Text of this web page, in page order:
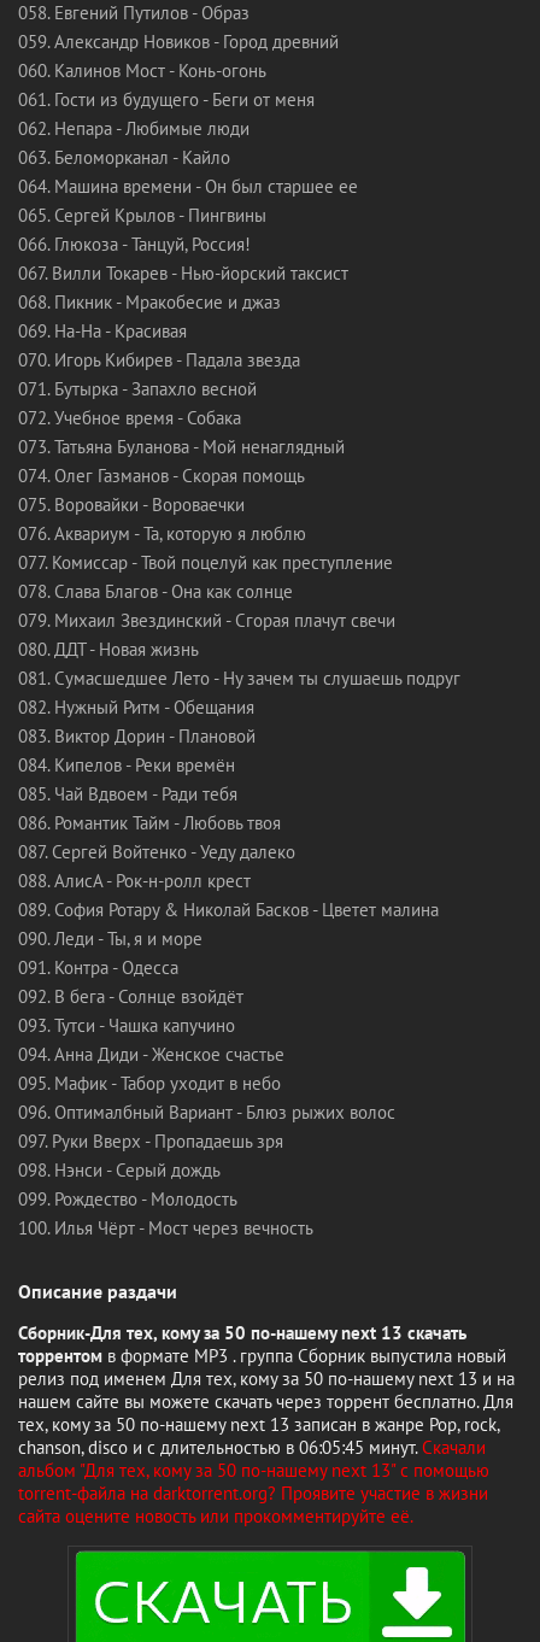
058. Евгений Путилов - Образ
059. Александр Новиков - Город древний
060. Калинов Мост - Конь-огонь
061. Гости из будущего - Беги от меня
062. Непара - Любимые люди
063. Беломорканал - Кайло
064. Машина времени - Он был старшее ее
065. Сергей Крылов - Пингвины
066. Глюкоза - Танцуй, Россия!
067. Вилли Токарев - Нью-йорский таксист
068. Пикник - Мракобесие и джаз
069. На-На - Красивая
070. Игорь Кибирев - Падала звезда
071. Бутырка - Запахло весной
072. Учебное время - Собака
073. Татьяна Буланова - Мой ненаглядный
074. Олег Газманов - Скорая помощь
075. Воровайки - Вороваечки
076. Аквариум - Та, которую я люблю
077. Комиссар - Твой поцелуй как преступление
078. Слава Благов - Она как солнце
079. Михаил Звездинский - Сгорая плачут свечи
080. ДДТ - Новая жизнь
081. Сумасшедшее Лето - Ну зачем ты слушаешь подруг
082. Нужный Ритм - Обещания
083. Виктор Дорин - Плановой
084. Кипелов - Реки времён
085. Чай Вдвоем - Ради тебя
086. Романтик Тайм - Любовь твоя
087. Сергей Войтенко - Уеду далеко
088. АлисА - Рок-н-ролл крест
089. София Ротару & Николай Басков - Цветет малина
090. Леди - Ты, я и море
091. Контра - Одесса
092. В бега - Солнце взойдёт
093. Тутси - Чашка капучино
094. Анна Диди - Женское счастье
095. Мафик - Табор уходит в небо
096. Оптималбный Вариант - Блюз рыжих волос
097. Руки Вверх - Пропадаешь зря
098. Нэнси - Серый дождь
099. Рождество - Молодость
100. Илья Чёрт - Мост через вечность
Описание раздачи
Сборник-Для тех, кому за 50 по-нашему next 13 скачать
торрентом в формате MP3 . группа Сборник выпустила новый
релиз под именем Для тех, кому за 50 по-нашему next 13 и на
нашем сайте вы можете скачать через торрент бесплатно. Для
тех, кому за 50 по-нашему next 13 записан в жанре Pop, rock,
chanson, disco и с длительностью в 06:05:45 минут.Скачали
альбом "Для тех, кому за 50 по-нашему next 13" с помощью
torrent-файла на darktorrent.org? Проявите участие в жизни
сайта оцените новость или прокомментируйте её.